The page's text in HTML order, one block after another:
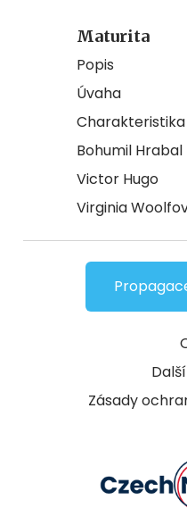
Maturita
Popis
Úvaha
Charakteristika
Bohumil Hrabal
Victor Hugo
Virginia
Zásady